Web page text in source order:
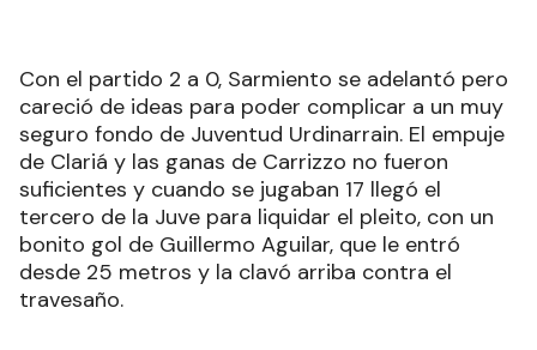
Con el partido 2 a 0, Sarmiento se adelantó pero
careció de ideas para poder complicar a un muy
seguro fondo de Juventud Urdinarrain. El empuje
de Clariá y las ganas de Carrizzo no fueron
suficientes y cuando se jugaban 17 llegó el
tercero de la Juve para liquidar el pleito, con un
bonito gol de Guillermo Aguilar, que le entró
desde 25 metros y la clavó arriba contra el
travesaño.